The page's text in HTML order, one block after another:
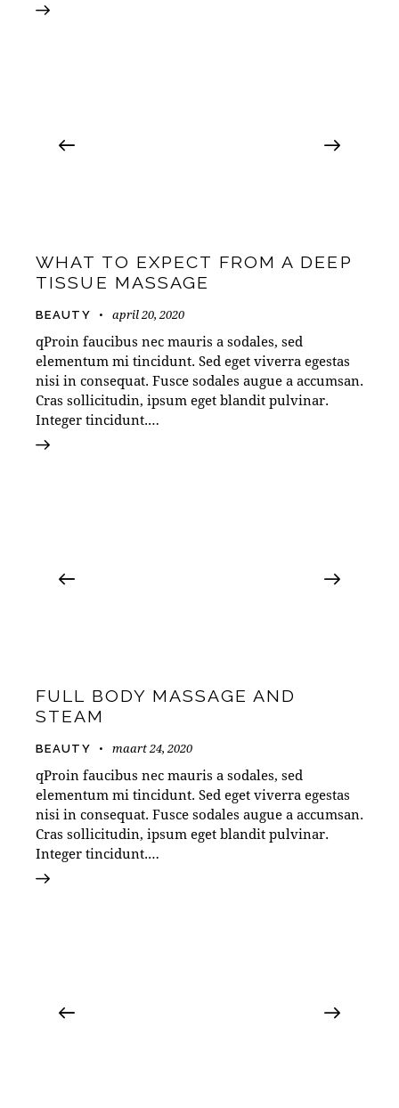
WHAT TO EXPECT FROM A DEEP
TISSUE MASSAGE
BEAUTY april 20, 2020
qProin faucibus nec mauris a sodales, sed
elementum mi tincidunt. Sed eget viverra egestas
nisi in consequat. Fusce sodales augue a accumsan.
Cras sollicitudin, ipsum eget blandit pulvinar.
Integer tincidunt.…
FULL BODY MASSAGE AND
STEAM
BEAUTY maart 24, 2020
qProin faucibus nec mauris a sodales, sed
elementum mi tincidunt. Sed eget viverra egestas
nisi in consequat. Fusce sodales augue a accumsan.
Cras sollicitudin, ipsum eget blandit pulvinar.
Integer tincidunt.…